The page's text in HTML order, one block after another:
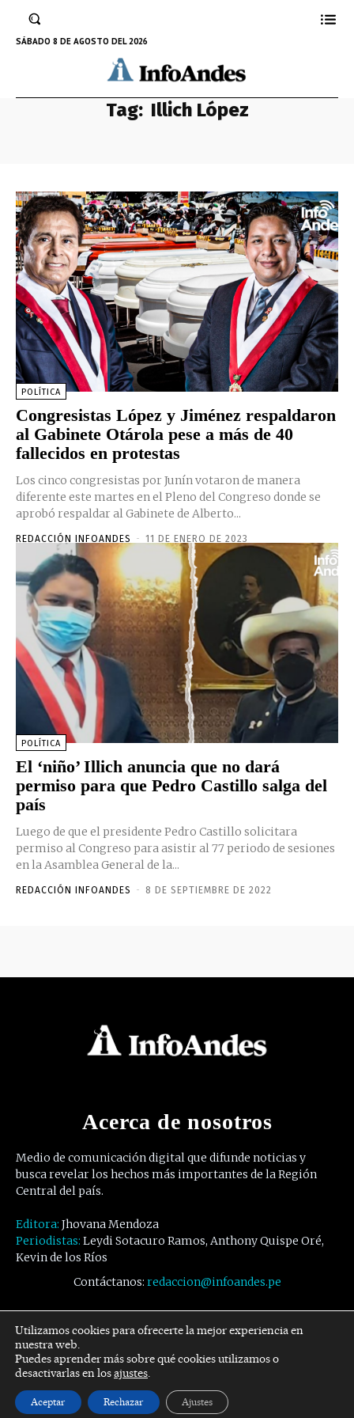
SÁBADO 8 DE AGOSTO DEL 2026
Tag: Illich López
POLÍTICA
Congresistas López y Jiménez respaldaron
al Gabinete Otárola pese a más de 40
fallecidos en protestas
Los cinco congresistas por Junín votaron de manera
diferente este martes en el Pleno del Congreso donde se
aprobó respaldar al Gabinete de Alberto...
REDACCIÓN INFOANDES - 11 DE ENERO DE 2023
POLÍTICA
El ‘niño’ Illich anuncia que no dará
permiso para que Pedro Castillo salga del
país
Luego de que el presidente Pedro Castillo solicitara
permiso al Congreso para asistir al 77 periodo de sesiones
en la Asamblea General de la...
REDACCIÓN INFOANDES - 8 DE SEPTIEMBRE DE 2022
Acerca de nosotros
Medio de comunicación digital que difunde noticias y
busca revelar los hechos más importantes de la Región
Central del país.
Editora: Jhovana Mendoza
Periodistas: Leydi Sotacuro Ramos, Anthony Quispe Oré,
Kevin de los Ríos
Contáctanos: redaccion@infoandes.pe
Síguenos
Facebook Twitter Youtube
Utilizamos cookies para ofrecerte la mejor experiencia en
nuestra web.
Puedes aprender más sobre qué cookies utilizamos o
desactivarlas en losajustes.
Aceptar Rechazar Ajustes